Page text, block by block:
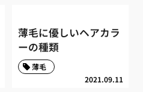
薄毛に優しいヘアカラ
ーの種類
2021.09.11
薄毛